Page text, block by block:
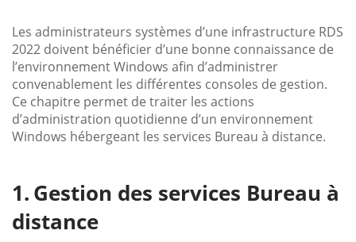
Les administrateurs systèmes d’une infrastructure RDS
2022 doivent bénéficier d’une bonne connaissance de
l’environnement Windows afin d’administrer
convenablement les différentes consoles de gestion.
Ce chapitre permet de traiter les actions
d’administration quotidienne d’un environnement
Windows hébergeant les services Bureau à distance.
Gestion des services Bureau à
distance